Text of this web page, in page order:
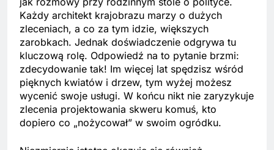
Każdy architekt krajobrazu marzy o dużych
zleceniach, a co za tym idzie, większych
zarobkach. Jednak doświadczenie odgrywa tu
kluczową rolę. Odpowiedź na to pytanie brzmi:
zdecydowanie tak! Im więcej lat spędzisz wśród
pięknych kwiatów i drzew, tym wyżej możesz
wycenić swoje usługi. W końcu nikt nie zaryzykuje
zlecenia projektowania skweru komuś, kto
dopiero co „nożycował” w swoim ogródku.